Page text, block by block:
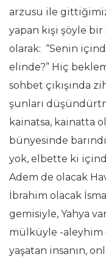
arzusu ile
yapan kişi şöyle
olarak: “Senin
elinde?” Hiç
sohbet çıkışında
şunları
kainatsa, kainatta
bünyesinde
yok, elbette ki
Adem de olacak
İbrahim olacak
gemisiyle, Yahya
mülküyle -aleyhim
yaşatan insanın,